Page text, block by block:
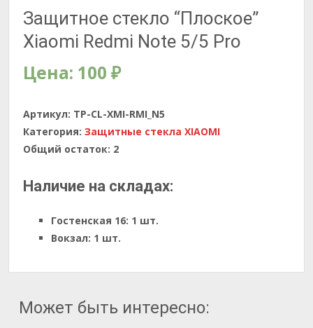
Защитное стекло “Плоское”
Xiaomi Redmi Note 5/5 Pro
Цена: 100 ₽
Артикул: TP-CL-XMI-RMI_N5
Категория: Защитные стекла XIAOMI
Общий остаток: 2
Наличие на складах:
Гостенская 16: 1 шт.
Вокзал: 1 шт.
Может быть интересно: